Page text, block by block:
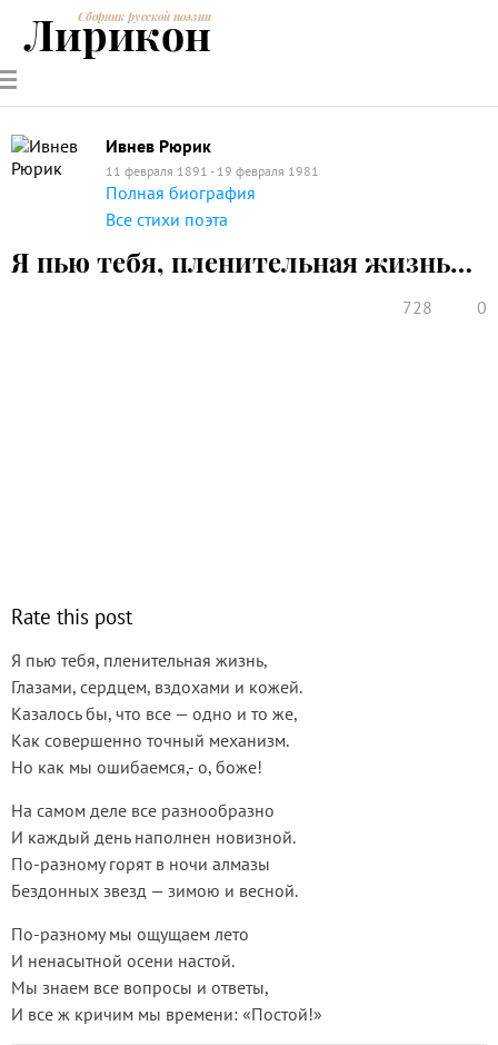
РУССКИЕ
ПОЭТЫ
СОВРЕМЕННИКИЭНЦИКЛОПЕДИЯ
ПОЭЗИИ
Сборник русской поэзии
Лирикон
Ивнев Рюрик
11 февраля 1891 - 19 февраля 1981
Полная биография
Все стихи поэта
Я пью тебя, пленительная жизнь…
728 0
Rate this post
Я пью тебя, пленительная жизнь,
Глазами, сердцем, вздохами и кожей.
Казалось бы, что все — одно и то же,
Как совершенно точный механизм.
Но как мы ошибаемся,- о, боже!
На самом деле все разнообразно
И каждый день наполнен новизной.
По-разному горят в ночи алмазы
Бездонных звезд — зимою и весной.
По-разному мы ощущаем лето
И ненасытной осени настой.
Мы знаем все вопросы и ответы,
И все ж кричим мы времени: «Постой!»